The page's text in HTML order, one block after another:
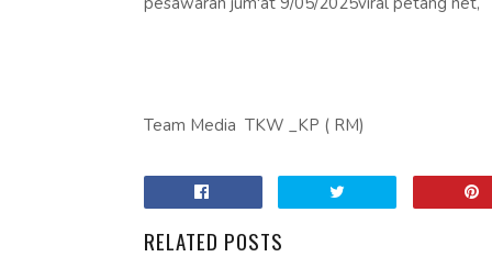
Team Media TKW _KP ( RM)
RELATED POSTS